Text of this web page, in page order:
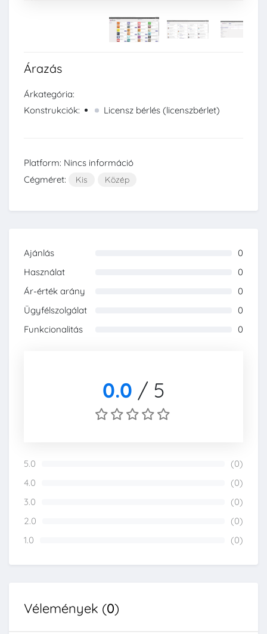
Árazás
Árkategória:
Konstrukciók:
Licensz bérlés (licenszbérlet)
Platform: Nincs információ
Cégméret:
Kis Közép
Ajánlás
0
Használat
0
Ár-érték arány
0
Ügyfélszolgálat
0
Funkcionalitás
0
0.0 / 5
5.0
(0)
4.0
(0)
3.0
(0)
2.0
(0)
1.0
(0)
Vélemények (0)